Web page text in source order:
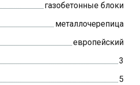
газобетонные блоки
металлочерепица
европейский
3
5